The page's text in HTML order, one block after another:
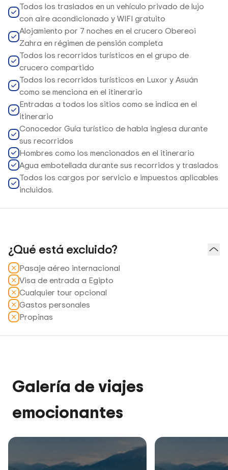
Todos los traslados en un vehículo privado de lujo
con aire acondicionado y WIFI gratuito
Alojamiento por 7 noches en el crucero Obereoi
Zahra en régimen de pensión completa
Todos los recorridos turísticos en el grupo de
crucero compartido
Todos los recorridos turísticos en Luxor y Asuán
como se menciona en el itinerario
Entradas a todos los sitios como se indica en el
itinerario
Conocedor Guía turístico de habla inglesa durante
sus recorridos
Hombres como los mencionados en el itinerario
Agua embotellada durante sus recorridos y traslados
Todos los cargos por servicio e impuestos aplicables
incluidos.
¿Qué está excluido?
Pasaje aéreo internacional
Visa de entrada a Egipto
Cualquier tour opcional
Gastos personales
Propinas
Galería de viajes
emocionantes